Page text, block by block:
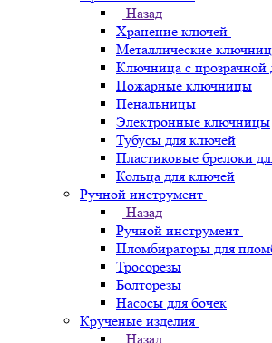
Назад
Хранение ключей
Металлические
Ключница с прозрачной
Пожарные ключницы
Пенальницы
Электронные ключницы
Тубусы для ключей
Пластиковые брелоки
Кольца для ключей
Ручной инструмент
Назад
Ручной инструмент
Пломбираторы для
Тросорезы
Болторезы
Насосы для бочек
Крученые изделия
Назад